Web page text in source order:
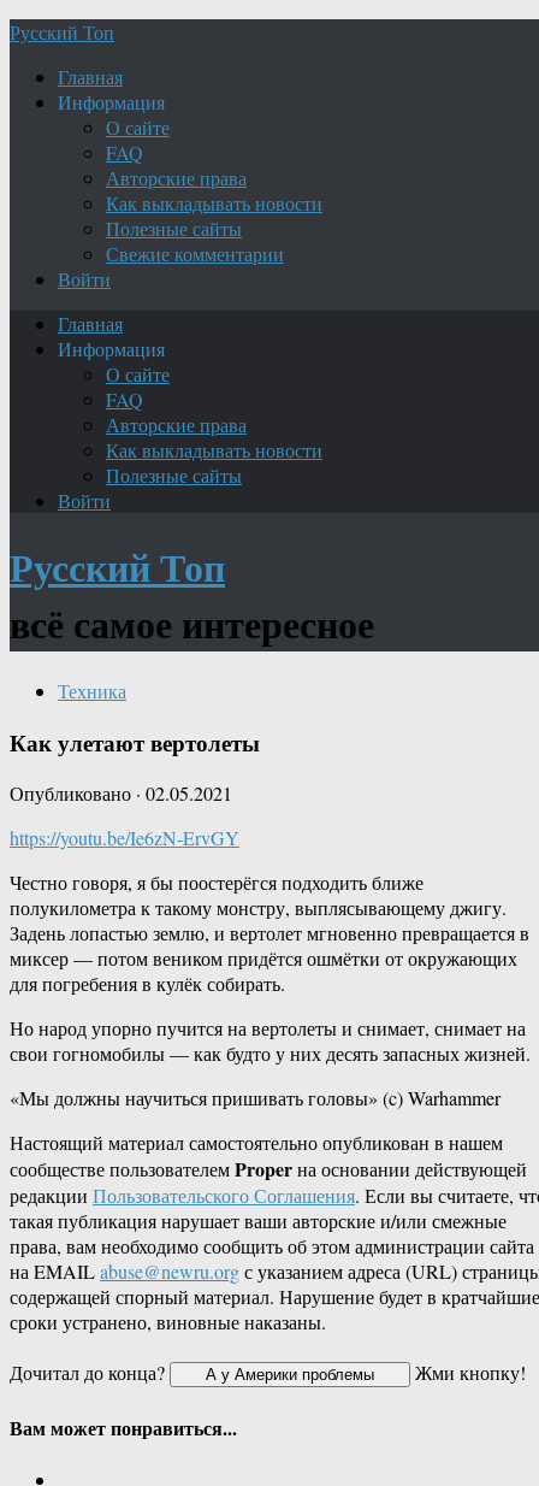
Русский Топ
Главная
Информация
О сайте
FAQ
Авторские права
Как выкладывать новости
Полезные сайты
Свежие комментарии
Войти
Главная
Информация
О сайте
FAQ
Авторские права
Как выкладывать новости
Полезные сайты
Войти
Русский Топ
всё самое интересное
Техника
Как улетают вертолеты
Опубликовано · 02.05.2021
https://youtu.be/Ie6zN-ErvGY
Честно говоря, я бы поостерёгся подходить ближе
полукилометра к такому монстру, выплясывающему джигу.
Задень лопастью землю, и вертолет мгновенно превращается в
миксер — потом веником придётся ошмётки от окружающих
для погребения в кулёк собирать.
Но народ упорно пучится на вертолеты и снимает, снимает на
свои гогномобилы — как будто у них десять запасных жизней.
«Мы должны научиться пришивать головы» (c) Warhammer
Настоящий материал самостоятельно опубликован в нашем
сообществе пользователемProperна основании действующей
редакции Пользовательского Соглашения. Если вы считаете,
такая публикация нарушает ваши авторские и/или смежные
права, вам необходимо сообщить об этом администрации сайта
на EMAILabuse@newru.orgс указанием адреса (URL)
содержащей спорный материал. Нарушение будет в кратчайшие
сроки устранено, виновные наказаны.
Дочитал до конца?
Жми кнопку!
Вам может понравиться...